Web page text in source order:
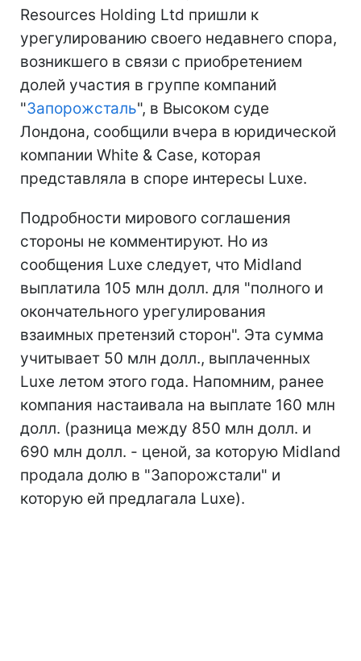
Resources Holding Ltd пришли к
урегулированию своего недавнего спора,
возникшего в связи с приобретением
долей участия в группе компаний
"Запорожсталь", в Высоком суде
Лондона, сообщили вчера в юридической
компании White & Case, которая
представляла в споре интересы Luxe.
Подробности мирового соглашения
стороны не комментируют. Но из
сообщения Luxe следует, что Midland
выплатила 105 млн долл. для "полного и
окончательного урегулирования
взаимных претензий сторон". Эта сумма
учитывает 50 млн долл., выплаченных
Luxe летом этого года. Напомним, ранее
компания настаивала на выплате 160 млн
долл. (разница между 850 млн долл. и
690 млн долл. - ценой, за которую Midland
продала долю в "Запорожстали" и
которую ей предлагала Luxe).